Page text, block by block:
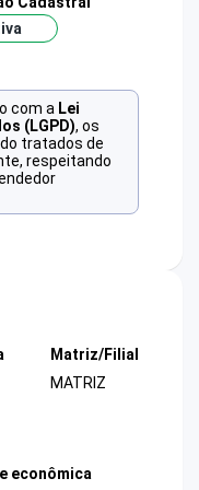
com a Lei
(LGPD), os
tratados de
respeitando
Matriz/Filial
MATRIZ
econômica